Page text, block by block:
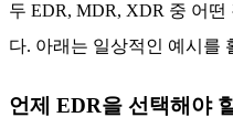
두 EDR, MDR, XDR 중 어떤
다. 아래는 일상적인 예시를
언제 EDR을 선택해야